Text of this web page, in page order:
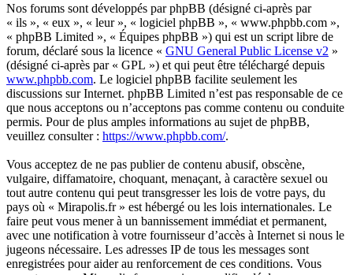
Nos forums sont développés par phpBB (désigné ci-après par
« ils », « eux », « leur », « logiciel phpBB », « www.phpbb.com »,
« phpBB Limited », « Équipes phpBB ») qui est un script libre de
forum, déclaré sous la licence « GNU General Public License v2 »
(désigné ci-après par « GPL ») et qui peut être téléchargé depuis
www.phpbb.com. Le logiciel phpBB facilite seulement les
discussions sur Internet. phpBB Limited n’est pas responsable de ce
que nous acceptons ou n’acceptons pas comme contenu ou conduite
permis. Pour de plus amples informations au sujet de phpBB,
veuillez consulter : https://www.phpbb.com/.
Vous acceptez de ne pas publier de contenu abusif, obscène,
vulgaire, diffamatoire, choquant, menaçant, à caractère sexuel ou
tout autre contenu qui peut transgresser les lois de votre pays, du
pays où « Mirapolis.fr » est hébergé ou les lois internationales. Le
faire peut vous mener à un bannissement immédiat et permanent,
avec une notification à votre fournisseur d’accès à Internet si nous le
jugeons nécessaire. Les adresses IP de tous les messages sont
enregistrées pour aider au renforcement de ces conditions. Vous